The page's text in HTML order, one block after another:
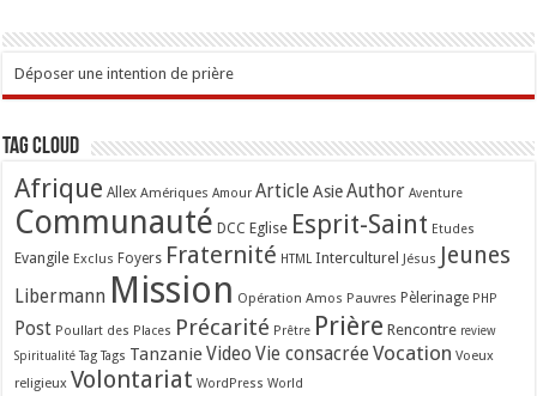
Déposer une intention de prière
Tag Cloud
Afrique Allex Amériques Amour Article Asie Author Aventure
Communauté DCC Eglise Esprit-Saint Etudes
Evangile Exclus Foyers Fraternité HTML Interculturel Jésus Jeunes
Libermann Mission Opération Amos Pauvres Pèlerinage PHP
Post Poullart des Places Précarité Prêtre Prière Rencontre review
Spiritualité Tag Tags TanzanieVideo Vie consacrée Vocation Voeux
religieux Volontariat WordPress World